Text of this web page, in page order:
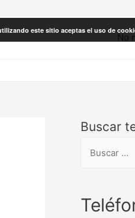
No
Buscar
c
este sitio aceptas el uso de